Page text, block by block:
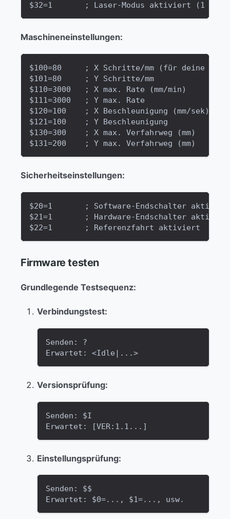
$32=1       ; Laser-Modus aktiviert (1 =
Maschineneinstellungen:
$100=80     ; X Schritte/mm (für deine
$101=80     ; Y Schritte/mm
$110=3000   ; X max. Rate (mm/min)
$111=3000   ; Y max. Rate
$120=100    ; X Beschleunigung (mm/sek)
$121=100    ; Y Beschleunigung
$130=300    ; X max. Verfahrweg (mm)
$131=200    ; Y max. Verfahrweg (mm)
Sicherheitseinstellungen:
$20=1       ; Software-Endschalter
$21=1       ; Hardware-Endschalter aktiviert
$22=1       ; Referenzfahrt aktiviert
Firmware testen
Grundlegende Testsequenz:
Verbindungstest:
Senden: ?
Erwartet: <Idle|...>
Versionsprüfung:
Senden: $I
Erwartet: [VER:1.1...]
Einstellungsprüfung:
Senden: $$
Erwartet: $0=..., $1=..., usw.